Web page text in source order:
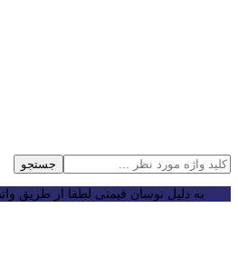
جستجو
به دلیل نوسان قیمتی لطفا از طریق